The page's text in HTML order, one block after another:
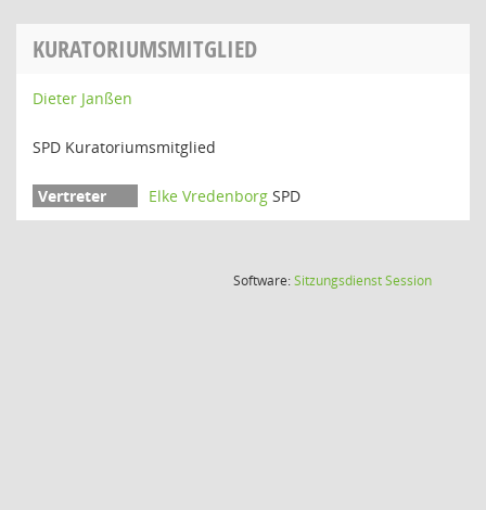
KURATORIUMSMITGLIED
Dieter Janßen
SPD Kuratoriumsmitglied
Elke Vredenborg SPD
Software:SitzungsdienstSession(Wird in